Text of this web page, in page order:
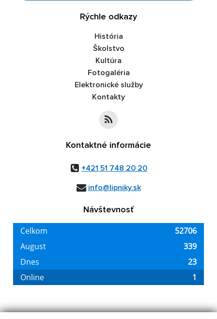
Rýchle odkazy
História
Školstvo
Kultúra
Fotogaléria
Elektronické služby
Kontakty
Kontaktné informácie
+421 51 748 20 20
info@lipniky.sk
Návštevnosť